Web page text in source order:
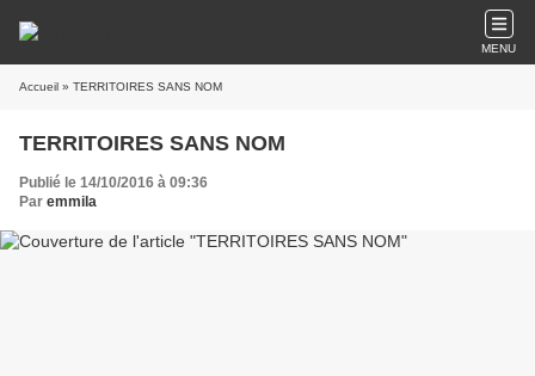
MENU
Accueil » TERRITOIRES SANS NOM
TERRITOIRES SANS NOM
Publié le 14/10/2016 à 09:36
Par emmila